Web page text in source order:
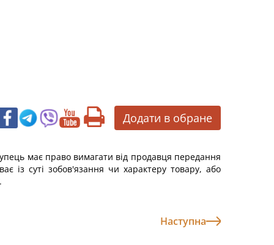
Додати в обране
має право вимагати від продавця передання
із суті зобов'язання чи характеру товару, або
Наступна